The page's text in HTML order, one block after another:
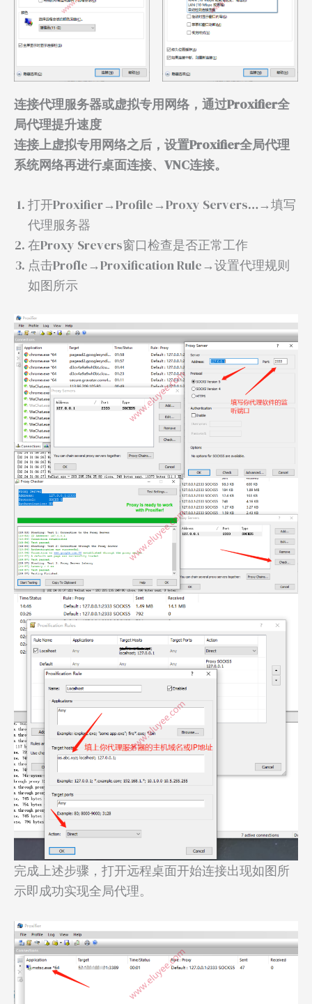
连接代理服务器或虚拟专用网络，通过Proxifier全
局代理提升速度
连接上虚拟专用网络之后，设置Proxifier全局代理
系统网络再进行桌面连接、VNC连接。
打开Proxifier→Profile→Proxy Servers…→填写
代理服务器
在Proxy Srevers窗口检查是否正常工作
点击Profle→Proxification Rule→设置代理规则
如图所示
完成上述步骤，打开远程桌面开始连接出现如图所
示即成功实现全局代理。